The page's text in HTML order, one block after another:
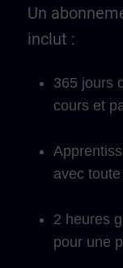
Un
inclut :
365 jours
cours et
avec
2 heures
pour une